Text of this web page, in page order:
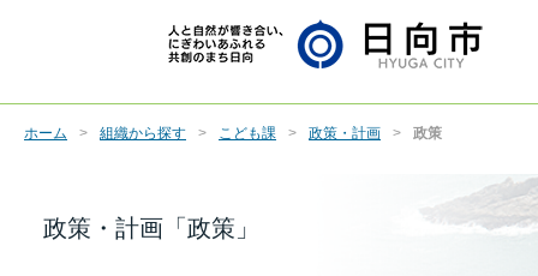
ホーム 組織から探す こども課 政策・計画 政策
政策・計画「政策」